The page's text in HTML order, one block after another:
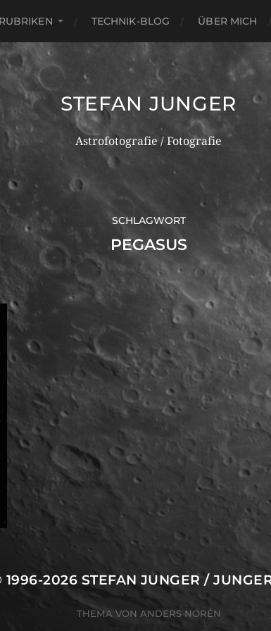
RUBRIKEN TECHNIK-BLOG ÜBER MICH
STEFAN JUNGER
Astrofotografie / Fotografie
SCHLAGWORT
PEGASUS
1996-2026 STEFAN JUNGER /
THEMA VON ANDERS NORÉN